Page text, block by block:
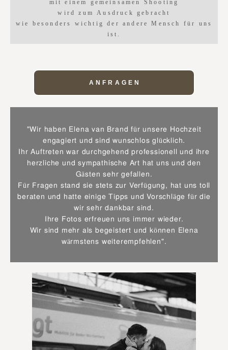
mit einem gemeinsamen Shooting
wird zum Ausdruck gebracht
wie besonders wichtig der andere Mensch für uns
ist.
ANFRAGEN
"Wir haben Elena van Brand für unsere Hochzeit
engagiert und sind wunschlos glücklich.
Ihr Auftreten war durchgehend professionell und ihre
herzliche und sympathische Art hat uns und den
Gästen sehr gefallen.
Für Fragen stand sie stets zur Verfügung, hat uns toll
beraten und hatte einige Tipps und Vorschläge für die
wir sehr dankbar sind.
Ihre Fotos erfreuen uns immer wieder.
Wir sind mehr als begeistert und können Elena
wärmstens weiterempfehlen".